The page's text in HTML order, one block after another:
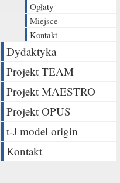
Opłaty
Miejsce
Kontakt
Dydaktyka
Projekt TEAM
Projekt MAESTRO
Projekt OPUS
t-J model origin
Kontakt